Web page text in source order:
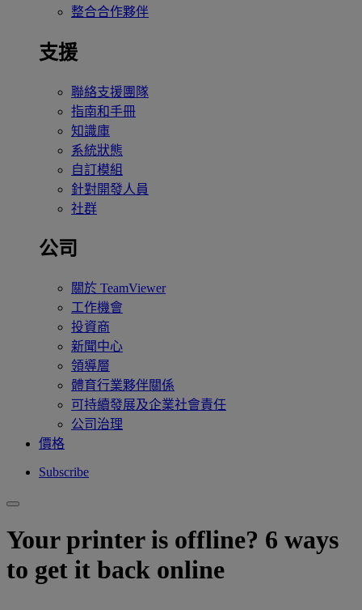
整合合作夥伴
支援
聯絡支援團隊
指南和手冊
知識庫
系統狀態
自訂模組
針對開發人員
社群
公司
關於 TeamViewer
工作機會
投資商
新聞中心
領導層
體育行業夥伴關係
可持續發展及企業社會責任
公司治理
價格
Subscribe
Your printer is offline? 6 ways
to get it back online